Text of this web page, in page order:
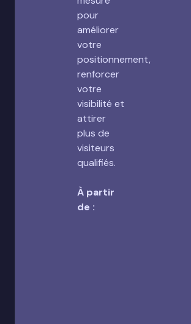
pour
améliorer
votre
positionnement,
renforcer
votre
visibilité et
attirer
plus de
visiteurs
qualifiés.
À partir
de :